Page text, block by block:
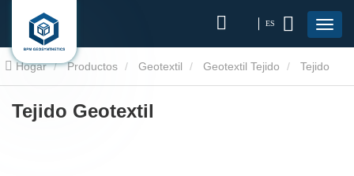
ES
Hogar Productos Geotextil Geotextil Tejido
Geotextil
Tejido Geotextil